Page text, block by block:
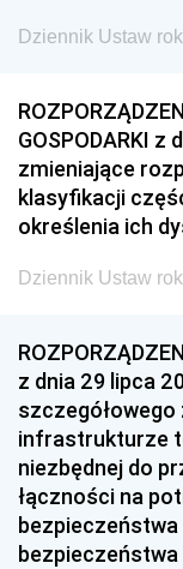
Dziennik Ustaw
GOSPODARKI z
zmieniające
klasyfikacji
określenia ich
Dziennik Ustaw
z dnia 29 lipca
infrastrukturze
niezbędnej do
łączności na